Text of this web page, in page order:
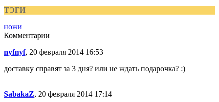
ТЭГИ
ножи
Комментарии
nyfnyf, 20 февраля 2014 16:53
доставку справят за 3 дня? или не ждать подарочка? :)
SabakaZ, 20 февраля 2014 17:14